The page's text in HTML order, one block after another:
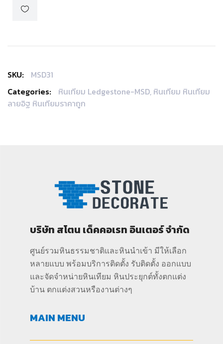
SKU:
MSD31
Categories:
หินเทียม Ledgestone-MSD, หินเทียม หินเทียม
ลายอิฐ หินเทียมราคาถูก
บริษัท สโตน เด็คคอเรท อินเตอร์ จำกัด
ศูนย์รวมหินธรรมชาติและหินนำเข้า มีให้เลือก
หลายแบบ พร้อมบริการติดตั้ง รับติดตั้ง ออกแบบ
และจัดจำหน่ายหินเทียม หินประยุกต์ทั้งตกแต่ง
บ้าน ตกแต่งสวนหรืองานต่างๆ
MAIN MENU